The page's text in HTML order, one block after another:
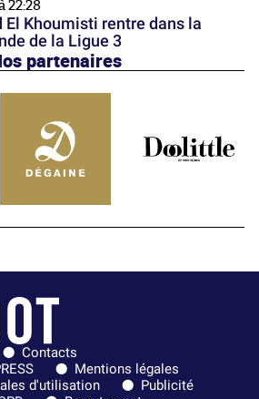
22:28
El Khoumisti rentre dans la
de la Ligue 3
partenaires
Contacts
Mentions légales
d'utilisation
Publicité